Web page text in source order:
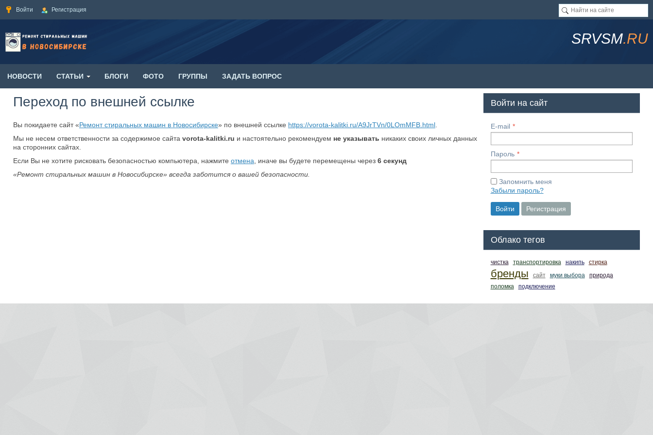
Войти Регистрация
SRVSM.RU
НОВОСТИ СТАТЬИ БЛОГИ ФОТО ГРУППЫ ЗАДАТЬ ВОПРОС
Переход по внешней ссылке
Вы покидаете сайт «Ремонт стиральных машин в Новосибирске» по внешней ссылке https://vorota-kalitki.ru/A9JrTVn/0LOmMFB.html.
Мы не несем ответственности за содержимое сайта vorota-kalitki.ru и настоятельно рекомендуем не указывать никаких своих личных данных
на сторонних сайтах.
Если Вы не хотите рисковать безопасностью компьютера, нажмите отмена , иначе вы будете перемещены через 6секунд
«Ремонт стиральных машин в Новосибирске» всегда заботится о вашей безопасности.
Войти на сайт
E-mail
Пароль
Запомнить меня
Забыли пароль?
Войти Регистрация
Облако тегов
чистка транспортировка накипь стирка
бренды сайт муки выбора
природа
поломка
подключение